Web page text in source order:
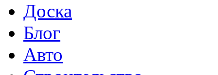
Доска
Блог
Авто